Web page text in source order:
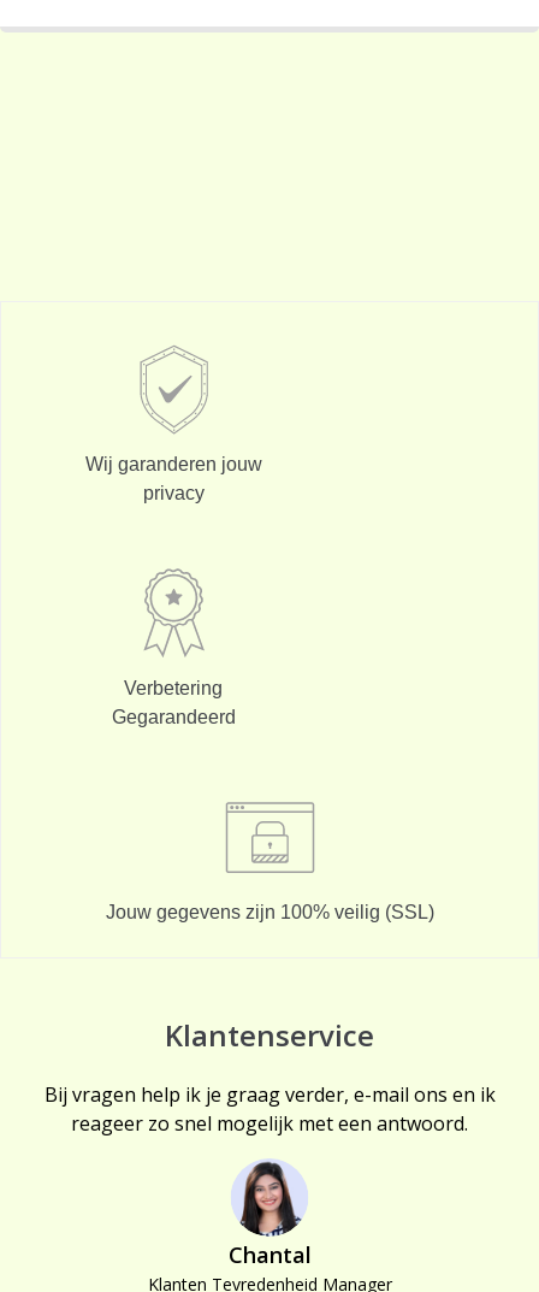
Wij garanderen jouw
privacy
Verbetering
Gegarandeerd
Jouw gegevens zijn 100% veilig (SSL)
Klantenservice
Bij vragen help ik je graag verder, e-mail ons en ik
reageer zo snel mogelijk met een antwoord.
Chantal
Klanten Tevredenheid Manager